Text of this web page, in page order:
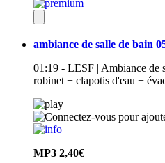
ambiance de salle de bain
01:19 - LESF | Ambiance de
robinet + clapotis d'eau +
MP3 2,40€